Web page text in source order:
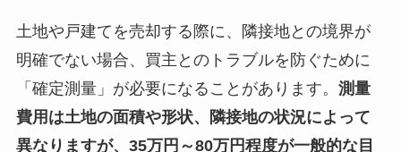
土地や戸建てを売却する際に、隣接地との境界が
明確でない場合、買主とのトラブルを防ぐために
「確定測量」が必要になることがあります。 測量
費用は土地の面積や形状、隣接地の状況によって
異なりますが、35万円～80万円程度が一般的な目